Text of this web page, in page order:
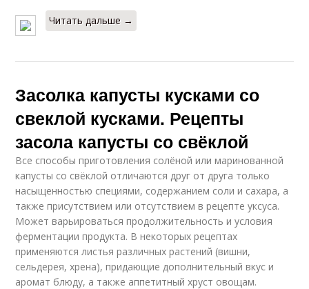
Читать дальше →
Засолка капусты кусками со
свеклой кусками. Рецепты
засола капусты со свёклой
Все способы приготовления солёной или маринованной
капусты со свёклой отличаются друг от друга только
насыщенностью специями, содержанием соли и сахара, а
также присутствием или отсутствием в рецепте уксуса.
Может варьироваться продолжительность и условия
ферментации продукта. В некоторых рецептах
применяются листья различных растений (вишни,
сельдерея, хрена), придающие дополнительный вкус и
аромат блюду, а также аппетитный хруст овощам.